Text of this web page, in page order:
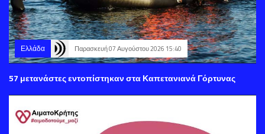
Ελλάδα Παρασκευή 07 Αυγούστου 2026 15:40
57 μετανάστες εντοπίστηκαν στα Καπετανιανά Γόρτυνας